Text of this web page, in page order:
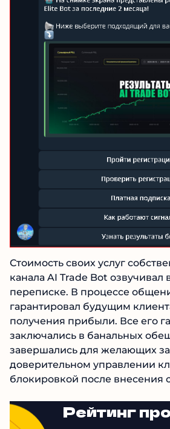
Стоимость своих услуг
канала AI Trade Bot озвучивал
переписке. В процессе
не гарантировал будущим
реального получения
гарантии заключались в
обещаниях, которые
желающих заработать на
внесения средств.